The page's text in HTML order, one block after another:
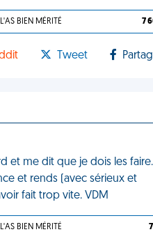
L'AS BIEN MÉRITÉ 7
Tweet
et me dit que je dois les faire.
et rends (avec sérieux et
fait trop vite. VDM
L'AS BIEN MÉRITÉ